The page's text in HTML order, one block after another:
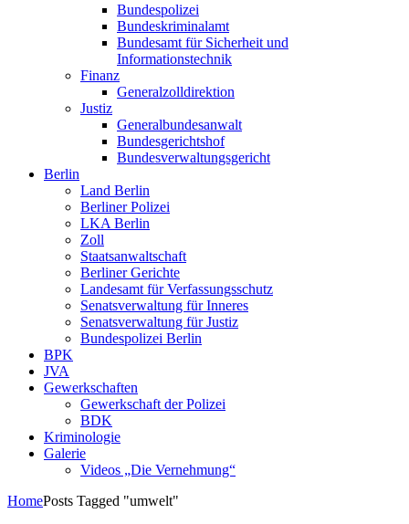
Bundespolizei
Bundeskriminalamt
Bundesamt für Sicherheit und
Informationstechnik
Finanz
Generalzolldirektion
Justiz
Generalbundesanwalt
Bundesgerichtshof
Bundesverwaltungsgericht
Berlin
Land Berlin
Berliner Polizei
LKA Berlin
Zoll
Staatsanwaltschaft
Berliner Gerichte
Landesamt für Verfassungsschutz
Senatsverwaltung für Inneres
Senatsverwaltung für Justiz
Bundespolizei Berlin
BPK
JVA
Gewerkschaften
Gewerkschaft der Polizei
BDK
Kriminologie
Galerie
Videos „Die Vernehmung“
HomePosts Tagged "umwelt"